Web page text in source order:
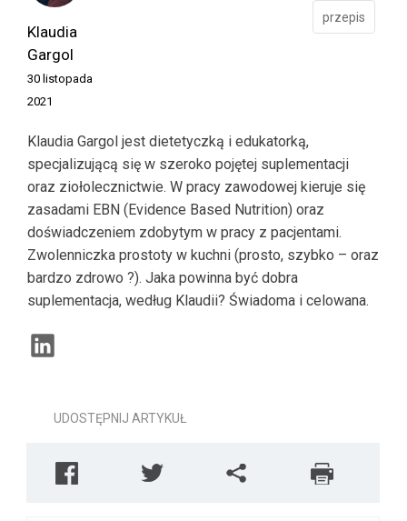
Klaudia
Gargol
30 listopada
2021
przepis
Klaudia Gargol jest dietetyczką i edukatorką,
specjalizującą się w szeroko pojętej suplementacji
oraz ziołolecznictwie. W pracy zawodowej kieruje się
zasadami EBN (Evidence Based Nutrition) oraz
doświadczeniem zdobytym w pracy z pacjentami.
Zwolenniczka prostoty w kuchni (prosto, szybko – oraz
bardzo zdrowo ?). Jaka powinna być dobra
suplementacja, według Klaudii? Świadoma i celowana.
UDOSTĘPNIJ ARTYKUŁ